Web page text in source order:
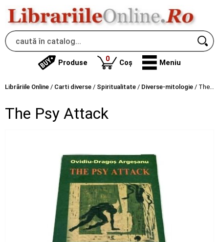
Produse 0produse
Coș Meniu
Librăriile Online / Carti diverse / Spiritualitate / Diverse-mitologie / The Psy Attack
The Psy Attack